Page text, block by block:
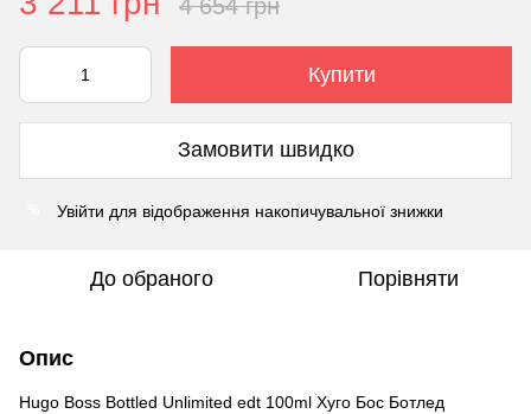
4 654 грн
Купити
Замовити швидко
Увійти для відображення накопичувальної знижки
До обраного Порівняти
Опис
Hugo Boss Bottled Unlimited edt 100ml Хуго Бос Ботлед